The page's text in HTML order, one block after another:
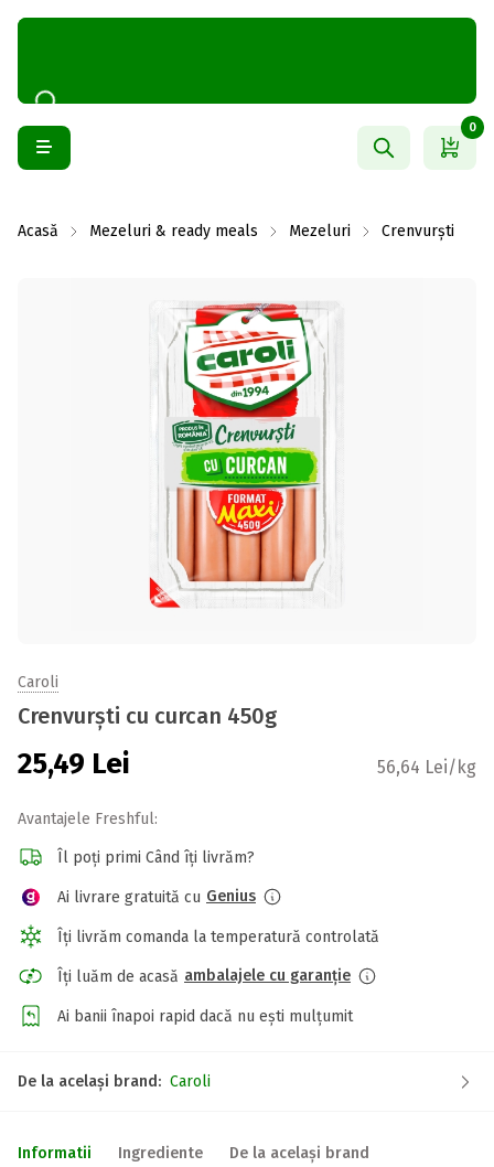
0
Acasă Mezeluri & ready meals Mezeluri Crenvurști
Caroli
Crenvurști cu curcan 450g
25,49 Lei 56,64 Lei/kg
Avantajele Freshful:
Îl poți primi Când îți livrăm?
Ai livrare gratuită cu Genius
Îți livrăm comanda la temperatură controlată
Îți luăm de acasă ambalajele cu garanție
Ai banii înapoi rapid dacă nu ești mulțumit
De la același brand: Caroli
Informatii Ingrediente De la același brand